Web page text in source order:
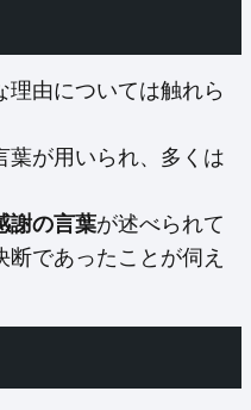
由については触れら
葉が用いられ、多くは
謝の言葉が述べられて
であったことが伺え